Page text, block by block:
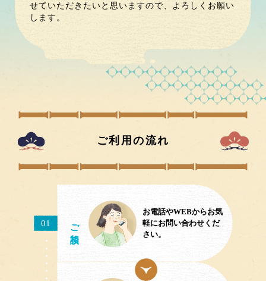
せていただきたいと思いますので、よろしくお願い
します。
ご利用の流れ
01 ご相談
お電話やWEBからお気
軽にお問い合わせくだ
さい。